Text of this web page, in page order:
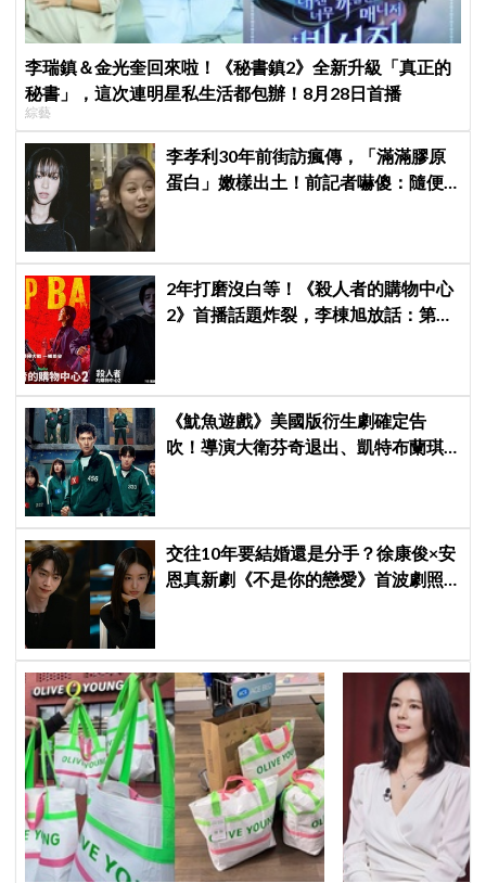
李瑞鎮＆金光奎回來啦！《秘書鎮2》全新升級「真正的
秘書」，這次連明星私生活都包辦！8月28日首播
綜藝
李孝利30年前街訪瘋傳，「滿滿膠原
蛋白」嫩樣出土！前記者嚇傻：隨便
2年打磨沒白等！《殺人者的購物中心
2》首播話題炸裂，李棟旭放話：第三
《魷魚遊戲》美國版衍生劇確定告
吹！導演大衛芬奇退出、凱特布蘭琪
交往10年要結婚還是分手？徐康俊×安
恩真新劇《不是你的戀愛》首波劇照